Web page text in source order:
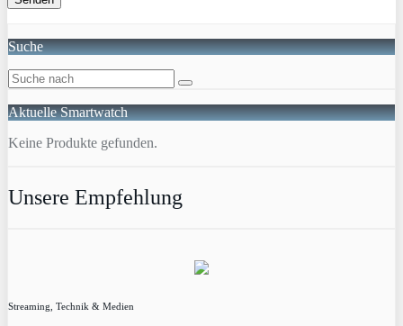
Suche
Aktuelle Smartwatch
Keine Produkte gefunden.
Unsere Empfehlung
Streaming, Technik & Medien